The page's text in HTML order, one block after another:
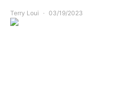
Terry Loui 03/19/2023